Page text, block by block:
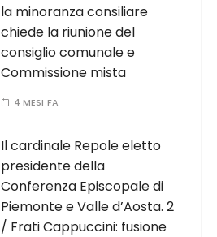
la minoranza consiliare
chiede la riunione del
consiglio comunale e
Commissione mista
4 MESI FA
Il cardinale Repole eletto
presidente della
Conferenza Episcopale di
Piemonte e Valle d’Aosta. 2
/ Frati Cappuccini: fusione